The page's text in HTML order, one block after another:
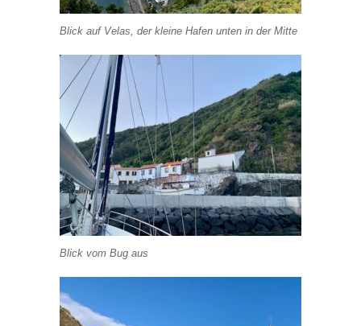
Blick auf Velas, der kleine Hafen unten in der Mitte
Blick vom Bug aus